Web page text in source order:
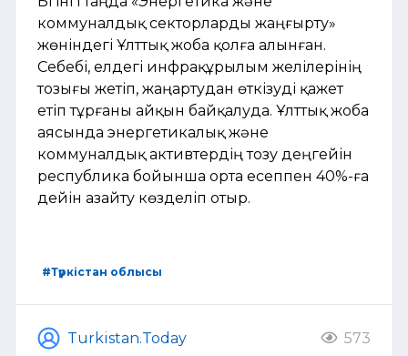
коммуналдық секторларды жаңғырту»
жөніндегі Ұлттық жоба қолға алынған.
Себебі, елдегі инфрақұрылым желілерінің
тозығы жетіп, жаңартудан өткізуді қажет
етіп тұрғаны айқын байқалуда. Ұлттық жоба
аясында энергетикалық және
коммуналдық активтердің тозу деңгейін
республика бойынша орта есеппен 40%-ға
дейін азайту көзделіп отыр.
#Түркістан облысы
Turkistan.Today 573